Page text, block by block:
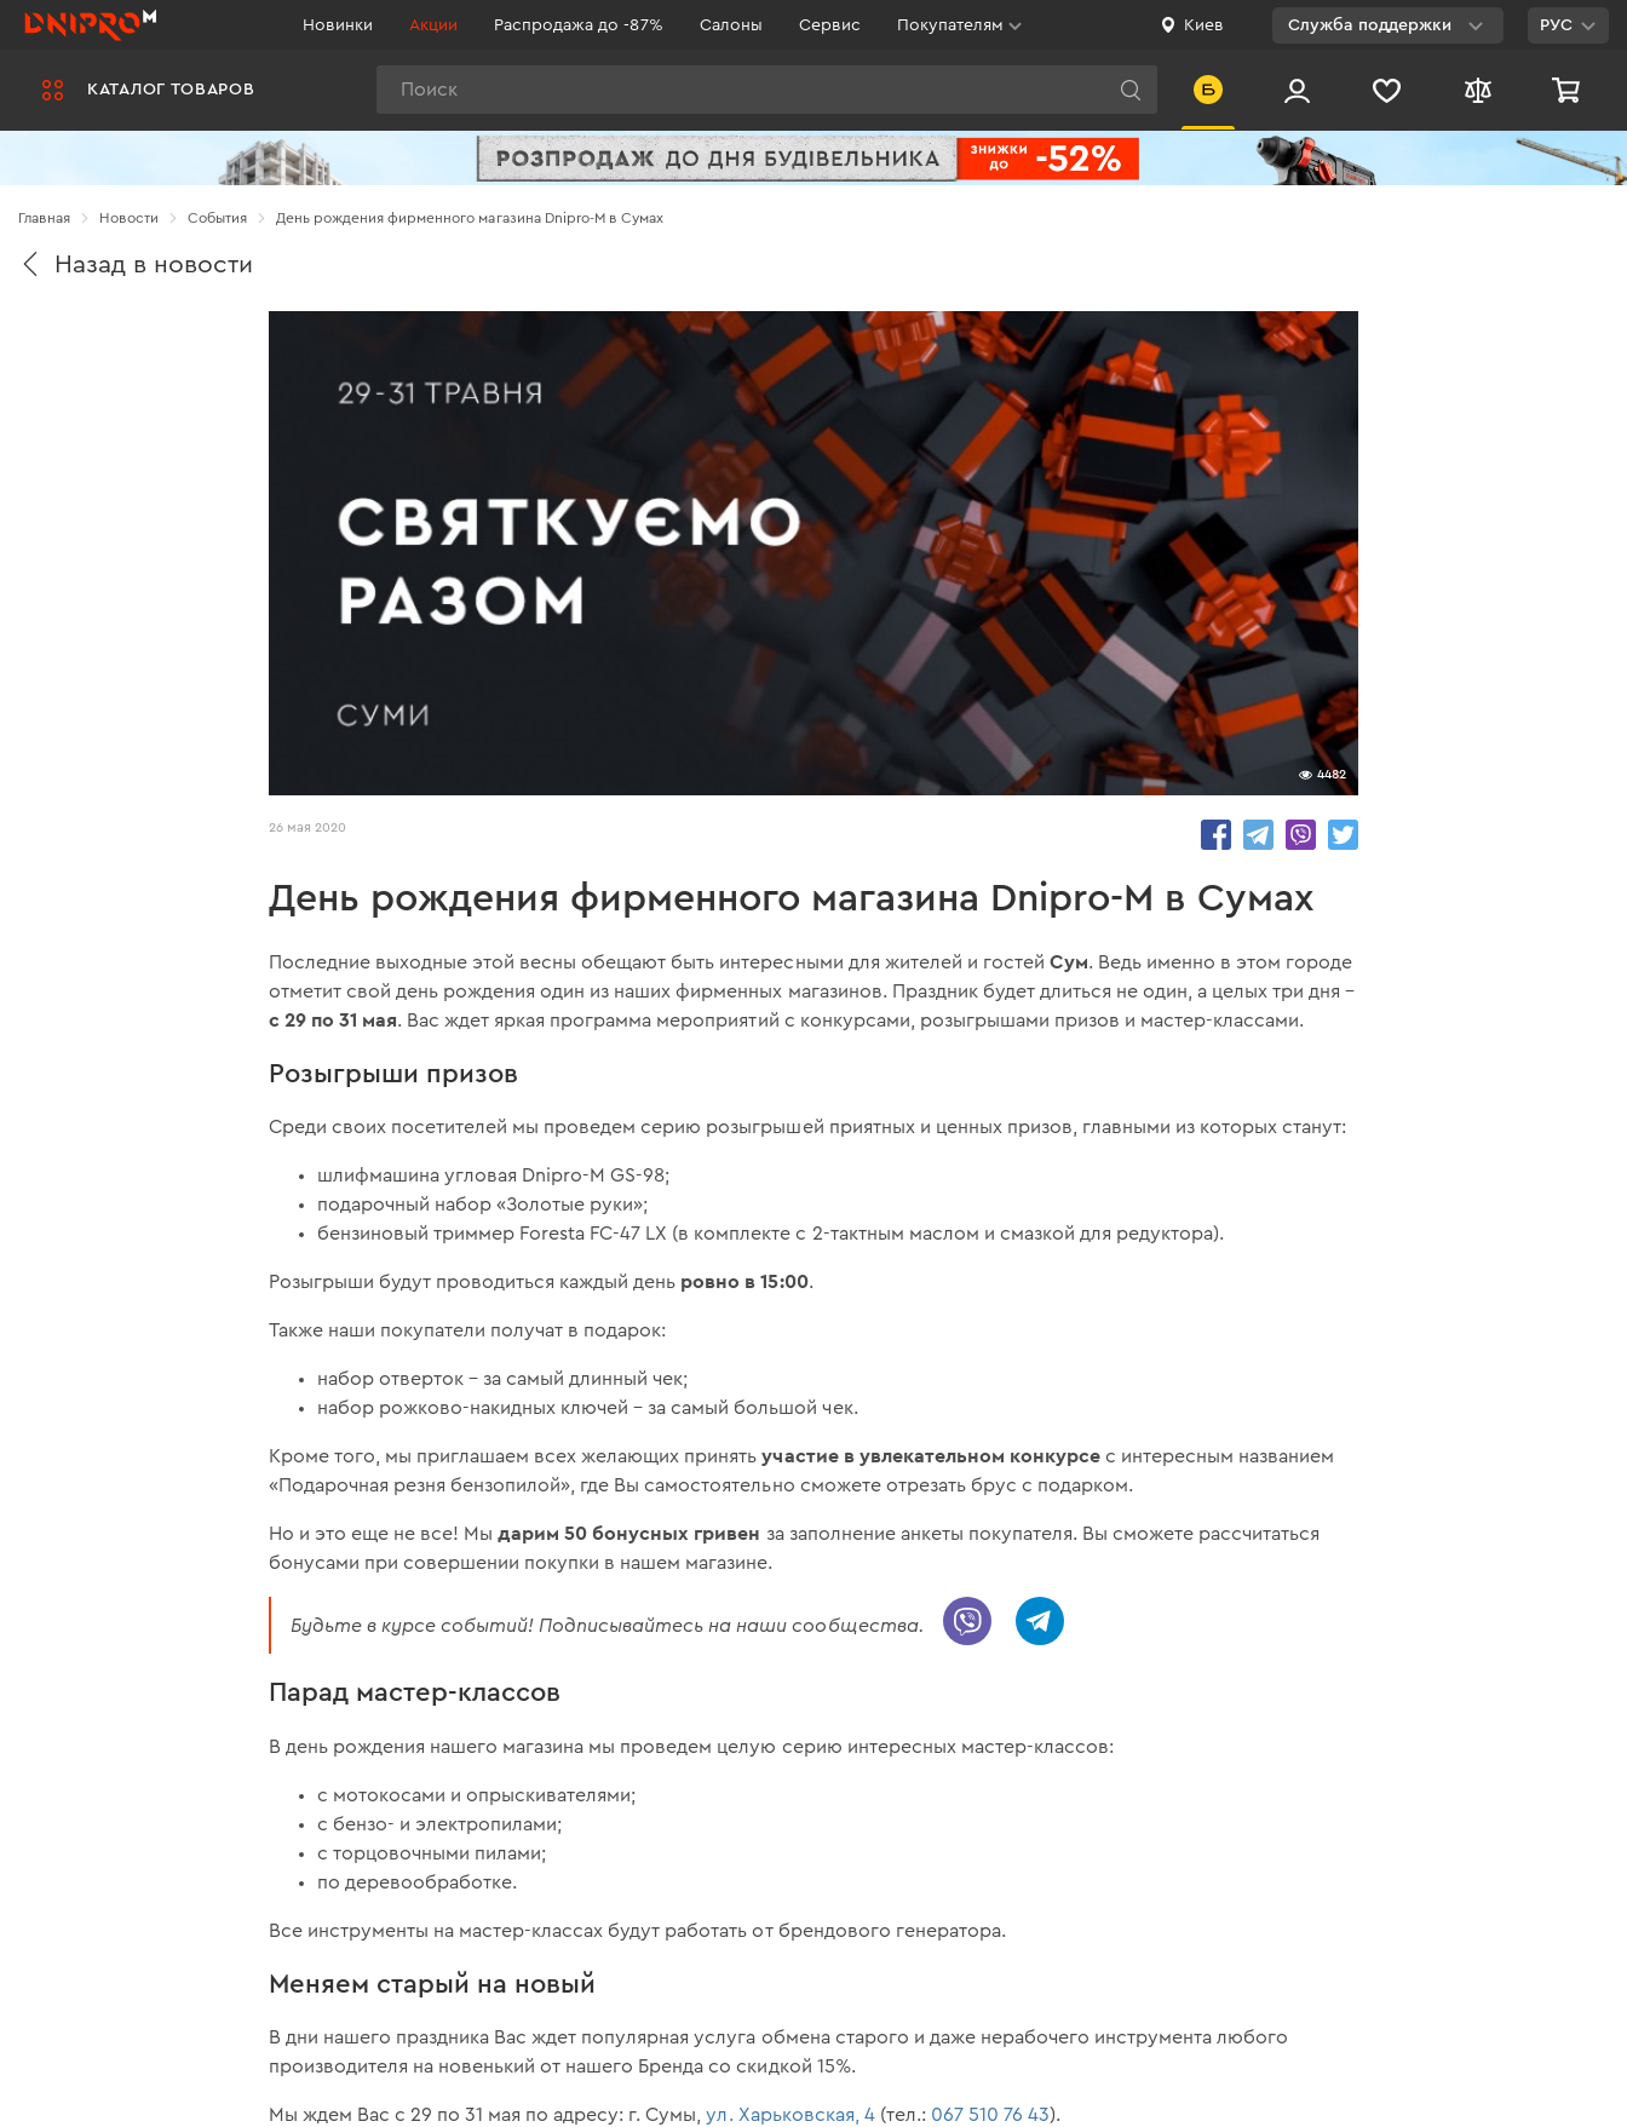
КАТАЛОГ ТОВАРОВ
Новинки Акции Распродажа до -87% Салоны Сервис Покупателям Киев Служба поддержки
0 800 200 500
РУС
Главная Новости Cобытия День рождения фирменного магазина Dnipro-M в Сумах
Назад в новости
4482
26 мая 2020
День рождения фирменного магазина Dnipro-M в Сумах
Последние выходные этой весны обещают быть интересными для жителей и гостей Сум. Ведь именно в этом городе
отметит свой день рождения один из наших фирменных магазинов. Праздник будет длиться не один, а целых три дня –
с 29 по 31 мая. Вас ждет яркая программа мероприятий с конкурсами, розыгрышами призов и мастер-классами.
Розыгрыши призов
Среди своих посетителей мы проведем серию розыгрышей приятных и ценных призов, главными из которых станут:
шлифмашина угловая Dnipro-M GS-98;
подарочный набор «Золотые руки»;
бензиновый триммер Foresta FC-47 LX (в комплекте с 2-тактным маслом и смазкой для редуктора).
Розыгрыши будут проводиться каждый день ровно в 15:00.
Также наши покупатели получат в подарок:
набор отверток – за самый длинный чек;
набор рожково-накидных ключей – за самый большой чек.
Кроме того, мы приглашаем всех желающих принятьучастие в увлекательном конкурсес интересным названием
«Подарочная резня бензопилой», где Вы самостоятельно сможете отрезать брус с подарком.
Но и это еще не все! Мыдарим 50 бонусных гривен за заполнение анкеты покупателя. Вы сможете рассчитаться
бонусами при совершении покупки в нашем магазине.
Будьте в курсе событий! Подписывайтесь на наши сообщества.
Парад мастер-классов
В день рождения нашего магазина мы проведем целую серию интересных мастер-классов:
с мотокосами и опрыскивателями;
с бензо- и электропилами;
с торцовочными пилами;
по деревообработке.
Все инструменты на мастер-классах будут работать от брендового генератора.
Меняем старый на новый
В дни нашего праздника Вас ждет популярная услуга обмена старого и даже нерабочего инструмента любого
производителя на новенький от нашего Бренда со скидкой 15%.
Мы ждем Вас с 29 по 31 мая по адресу: г. Сумы,ул. Харьковская, 4(тел.: 067 510 76 43).